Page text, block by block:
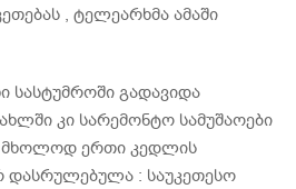
, ტელეარხმა ამაში
სასტუმროში გადავიდა
კი სარემონტო სამუშაოები
მხოლოდ ერთი კედლის
დასრულებულა : საუკეთესო